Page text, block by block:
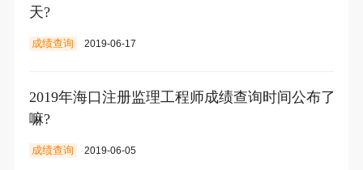
天?
成绩查询 2019-06-17
2019年海口注册监理工程师成绩查询时间公布了
嘛?
成绩查询 2019-06-05